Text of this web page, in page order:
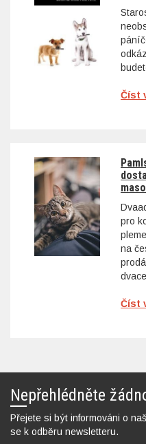
Číst
maso
pro
na
Číst
Nepřehlédněte
Přejete si být informováni o
se k odběru newsletteru.